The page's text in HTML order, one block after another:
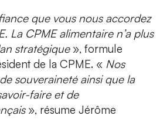
que vous nous accordez
La CPME alimentaire n’a plus
stratégique», formule
de la CPME. « Nos
souveraineté ainsi que la
faire et de
», résume Jérôme